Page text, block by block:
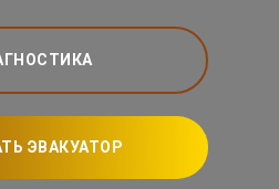
ЭВАКУАТОР